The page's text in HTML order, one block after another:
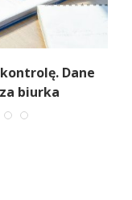
Dane
biurka